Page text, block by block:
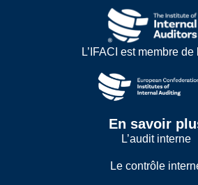
L’IFACI est membre de
En savoir
L’audit interne
Le contrôle